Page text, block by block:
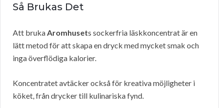
Så Brukas Det
Att brukaAromhusets sockerfria läskkoncentrat är en
lätt metod för att skapa en dryck med mycket smak och
inga överflödiga kalorier.
Koncentratet avtäcker också för kreativa möjligheter i
köket, från drycker till kulinariska fynd.